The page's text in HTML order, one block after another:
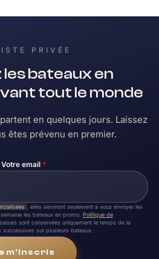
PRIVÉE
bateaux en
tout le monde
en quelques jours. Laissez
êtes prévenu en premier.
Votre email *
, elles serviront seulement à vous envoyer les
les bateaux en promo. Politique de
saisies sont conservées uniquement le temps de la
sur plusieurs bateaux.
m'inscris